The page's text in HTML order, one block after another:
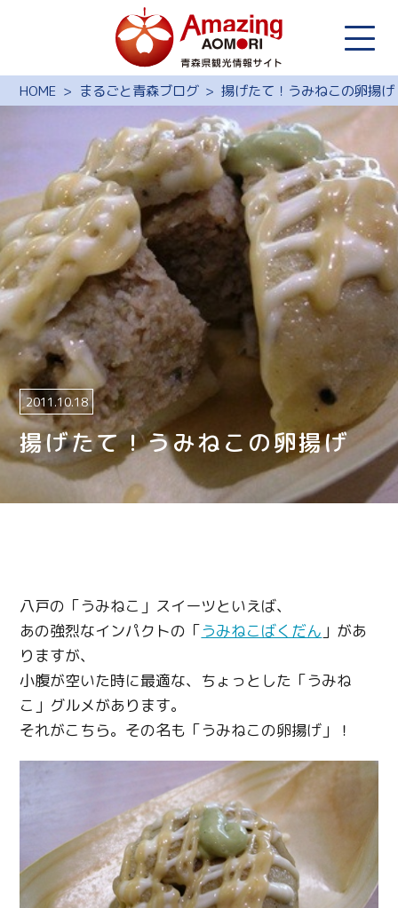
HOME まるごと青森ブログ 揚げたて！うみねこの卵揚げ
揚げたて！うみねこの卵揚げ
2011.10.18
八戸の「うみねこ」スイーツといえば、
あの強烈なインパクトの「うみねこばくだん 」があ
りますが、
小腹が空いた時に最適な、ちょっとした「うみね
こ」グルメがあります。
それがこちら。その名も「うみねこの卵揚げ」！